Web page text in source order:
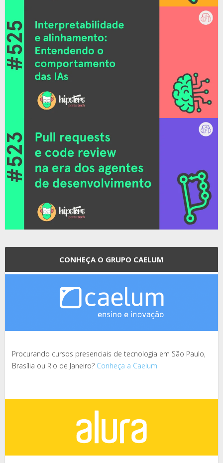
CONHEÇA O GRUPO CAELUM
Procurando cursos presenciais de tecnologia em São Paulo,
Brasília ou Rio de Janeiro? Conheça a Caelum